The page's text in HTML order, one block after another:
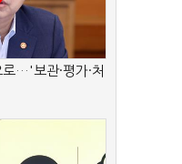
…'보관·평가·처